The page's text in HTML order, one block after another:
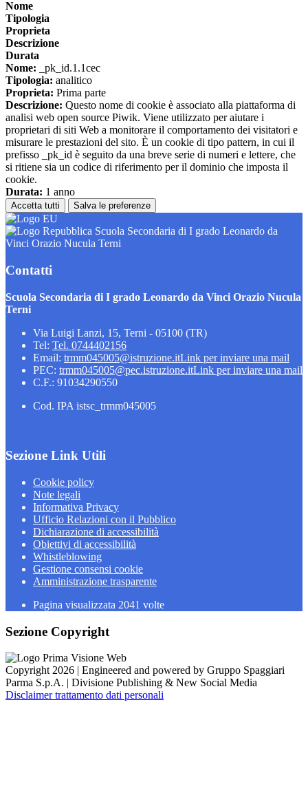
Nome
Tipologia
Proprieta
Descrizione
Durata
Nome: _pk_id.1.1cec
Tipologia: analitico
Proprieta: Prima parte
Descrizione: Questo nome di cookie è associato alla piattaforma di
analisi web open source Piwik. Viene utilizzato per aiutare i
proprietari di siti Web a monitorare il comportamento dei visitatori e
misurare le prestazioni del sito. È un cookie di tipo pattern, in cui il
prefisso _pk_id è seguito da una breve serie di numeri e lettere, che
si ritiene sia un codice di riferimento per il dominio che imposta il
cookie.
Durata: 1 anno
Accetta tutti Salva le preferenze
Scuola Secondaria di I grado Leonardo da
Vinci Orazio Nucula Terni
Contatti
Scuola Secondaria di I grado Leonardo da Vinci Orazio Nucula
Terni
Via Luigi Lanzi, 15, Terni - 05100 (TR)
Tel: Tel. 0744402156
Email: trmm045005@istruzione.itLink per inviare una mail
PEC: trmm045005@pec.istruzione.itLink per inviare una mail
C.F.: 91034290550
Cod. IPA istsc_trmm045005
Sezione Link Utili
Cookie policy
Note legali
Informativa Privacy
Ufficio Relazioni con il Pubblico
Dichiarazione di accessibilità
Obiettivi di accessibilità
Whistleblowing
Gestione consensi cookie
Amministrazione trasparente
Pagina visualizzata 2041 volte
Sezione Copyright
Copyright 2026 | Engineered and powered by Gruppo Spaggiari
Parma S.p.A. | Divisione Publishing & New Social Media
Disclaimer trattamento dati personali